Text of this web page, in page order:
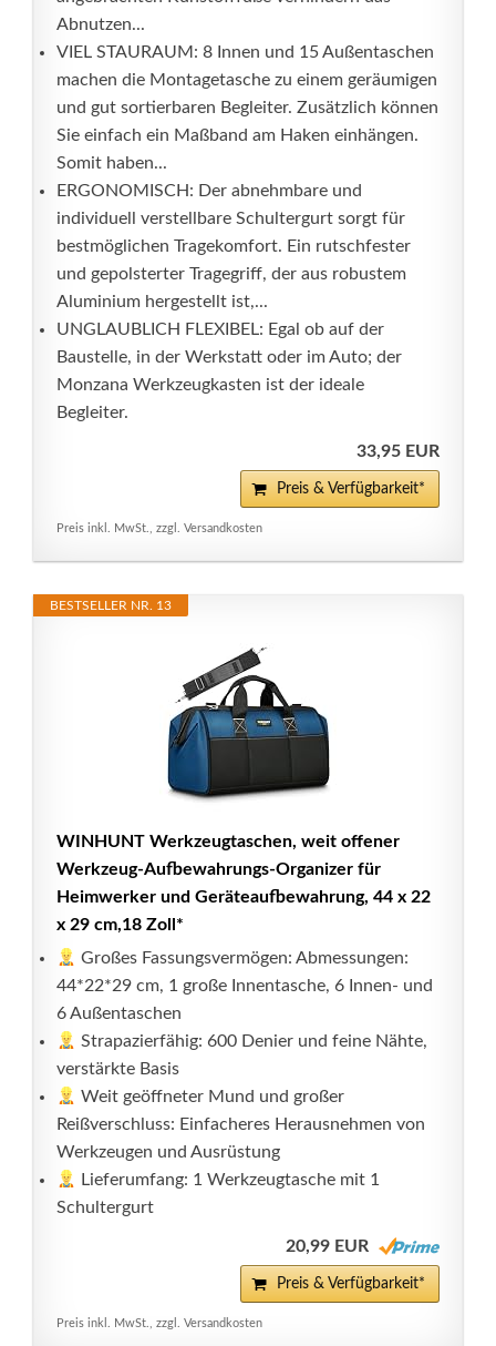
Abnutzen...
VIEL STAURAUM: 8 Innen und 15 Außentaschen
machen die Montagetasche zu einem geräumigen
und gut sortierbaren Begleiter. Zusätzlich können
Sie einfach ein Maßband am Haken einhängen.
Somit haben...
ERGONOMISCH: Der abnehmbare und
individuell verstellbare Schultergurt sorgt für
bestmöglichen Tragekomfort. Ein rutschfester
und gepolsterter Tragegriff, der aus robustem
Aluminium hergestellt ist,...
UNGLAUBLICH FLEXIBEL: Egal ob auf der
Baustelle, in der Werkstatt oder im Auto; der
Monzana Werkzeugkasten ist der ideale
Begleiter.
33,95 EUR
Preis & Verfügbarkeit*
Preis inkl. MwSt., zzgl. Versandkosten
BESTSELLER NR. 13
WINHUNT Werkzeugtaschen, weit offener
Werkzeug-Aufbewahrungs-Organizer für
Heimwerker und Geräteaufbewahrung, 44 x 22
x 29 cm,18 Zoll*
Großes Fassungsvermögen: Abmessungen:
44*22*29 cm, 1 große Innentasche, 6 Innen- und
6 Außentaschen
Strapazierfähig: 600 Denier und feine Nähte,
verstärkte Basis
Weit geöffneter Mund und großer
Reißverschluss: Einfacheres Herausnehmen von
Werkzeugen und Ausrüstung
Lieferumfang: 1 Werkzeugtasche mit 1
Schultergurt
20,99 EUR
Preis & Verfügbarkeit*
Preis inkl. MwSt., zzgl. Versandkosten